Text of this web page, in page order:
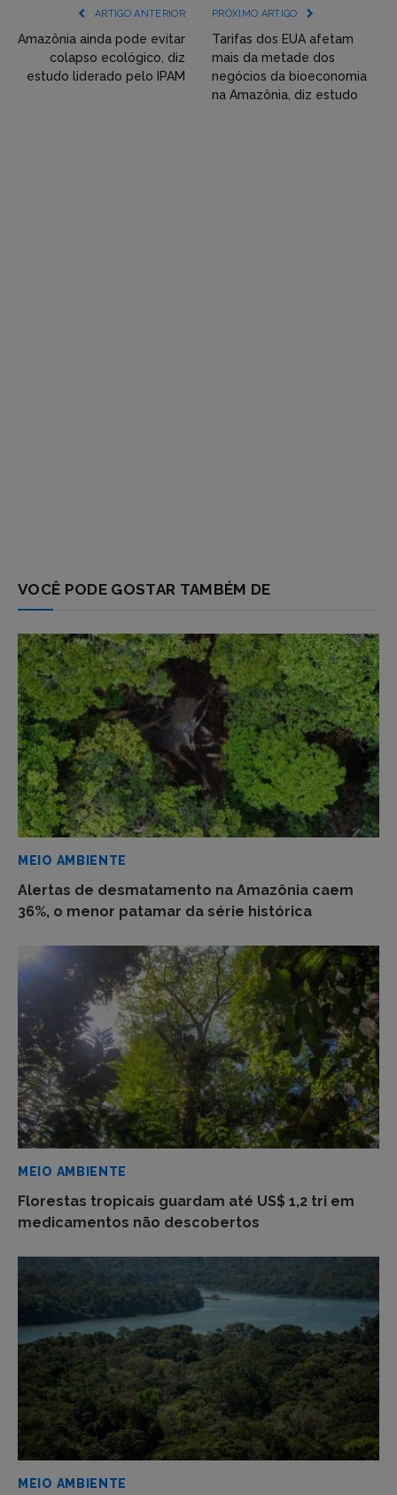
(YouTube,
Twitter,
etc)
ARTIGO ANTERIOR
Amazônia ainda pode evitar
colapso ecológico, diz
estudo liderado pelo IPAM
PRÓXIMO ARTIGO
Tarifas dos EUA afetam
mais da metade dos
negócios da bioeconomia
na Amazônia, diz estudo
VOCÊ PODE GOSTAR TAMBÉM DE
MEIO AMBIENTE
Alertas de desmatamento na Amazônia caem
36%, o menor patamar da série histórica
MEIO AMBIENTE
Florestas tropicais guardam até US$ 1,2 tri em
medicamentos não descobertos
MEIO AMBIENTE